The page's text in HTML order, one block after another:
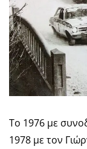
To 1976 με
1978 με τον